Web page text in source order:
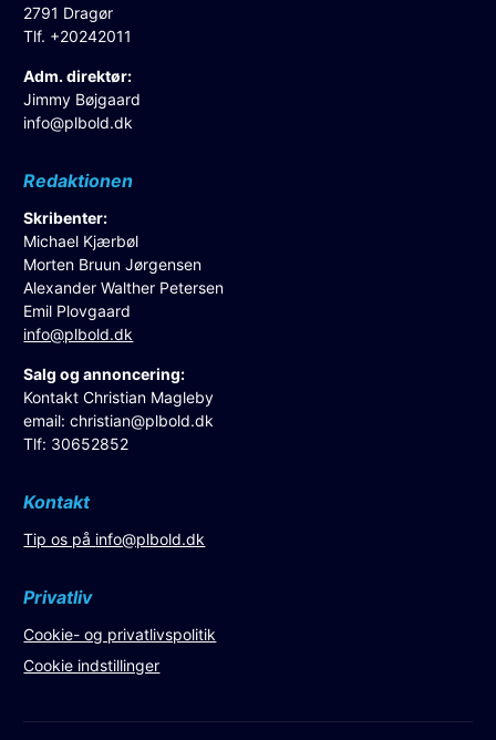
2791 Dragør
Tlf. +20242011
Adm. direktør:
Jimmy Bøjgaard
info@plbold.dk
Redaktionen
Skribenter:
Michael Kjærbøl
Morten Bruun Jørgensen
Alexander Walther Petersen
Emil Plovgaard
info@plbold.dk
Salg og annoncering:
Kontakt Christian Magleby
email:christian@plbold.dk
Tlf: 30652852
Kontakt
Tip os på info@plbold.dk
Privatliv
Cookie- og privatlivspolitik
Cookie indstillinger